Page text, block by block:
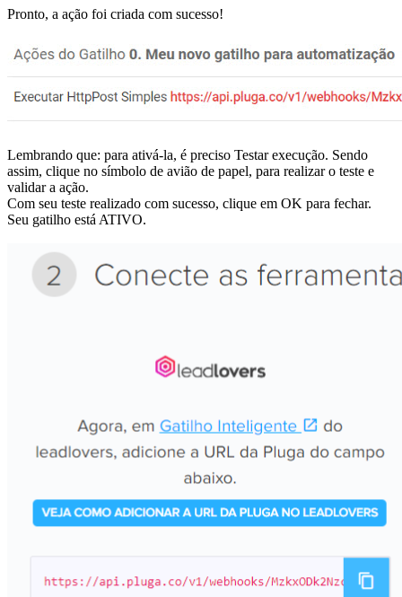
Pronto, a ação foi criada com sucesso!
Lembrando que: para ativá-la, é preciso Testar execução. Sendo
assim, clique no símbolo de avião de papel, para realizar o teste e
validar a ação.
Com seu teste realizado com sucesso, clique em OK para fechar.
Seu gatilho está ATIVO.